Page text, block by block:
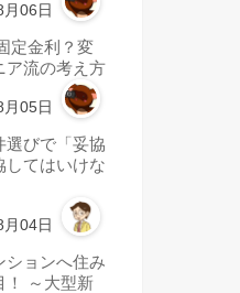
06日
定金利？変
ア流の考え方
05日
選びで「妥協
してはいけな
04日
ションへ住み
！ ～大型新